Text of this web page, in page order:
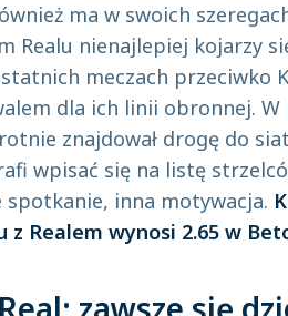
ma w swoich
Realu nienajlepiej kojarzy
meczach przeciwko
dla ich linii obronnej.
znajdował drogę do
wpisać się na listę
inna motywacja.
z Realem wynosi 2.65 w